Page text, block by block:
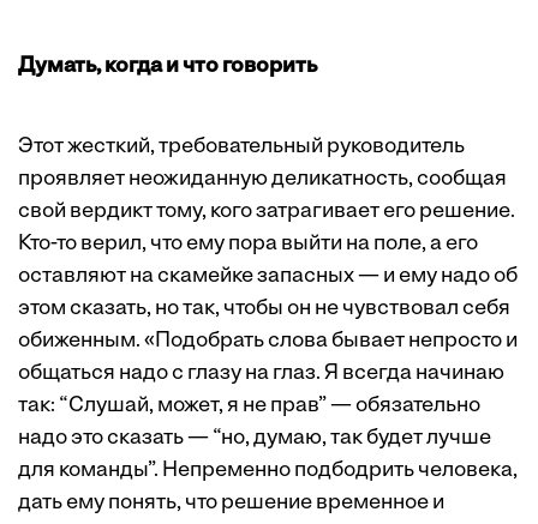
Думать, когда и что говорить
Этот жесткий, требовательный руководитель
проявляет неожиданную деликатность, сообщая
свой вердикт тому, кого затрагивает его решение.
Кто-то верил, что ему пора выйти на поле, а его
оставляют на скамейке запасных — и ему надо об
этом сказать, но так, чтобы он не чувствовал себя
обиженным. «Подобрать слова бывает непросто и
общаться надо с глазу на глаз. Я всегда начинаю
так: “Слушай, может, я не прав” — обязательно
надо это сказать — “но, думаю, так будет лучше
для команды”. Непременно подбодрить человека,
дать ему понять, что решение временное и